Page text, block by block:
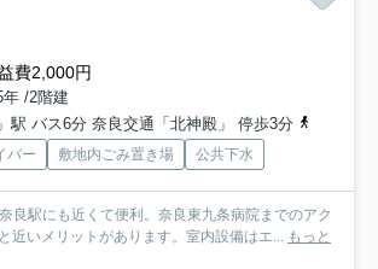
費2,000円
年 /2階建
駅 バス6分 奈良交通「北神殿」 停歩3分
バー 敷地内ごみ置き場 公共下水
良駅にも近くて便利。奈良東九条病院までのアク
近いメリットがあります。室内設備はエ... もっと